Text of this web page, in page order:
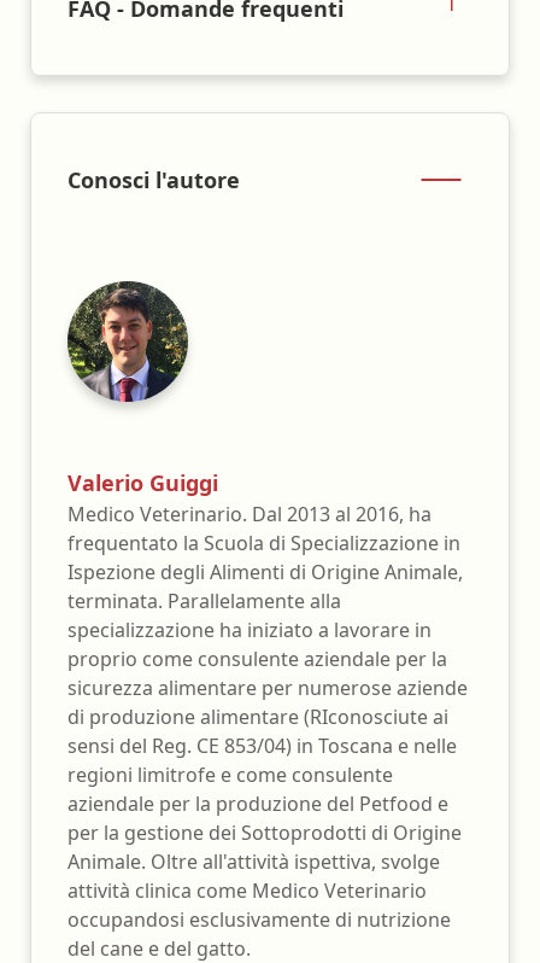
FAQ - Domande frequenti
Conosci l'autore
Valerio Guiggi
Medico Veterinario. Dal 2013 al 2016, ha
frequentato la Scuola di Specializzazione in
Ispezione degli Alimenti di Origine Animale,
terminata. Parallelamente alla
specializzazione ha iniziato a lavorare in
proprio come consulente aziendale per la
sicurezza alimentare per numerose aziende
di produzione alimentare (RIconosciute ai
sensi del Reg. CE 853/04) in Toscana e nelle
regioni limitrofe e come consulente
aziendale per la produzione del Petfood e
per la gestione dei Sottoprodotti di Origine
Animale. Oltre all'attività ispettiva, svolge
attività clinica come Medico Veterinario
occupandosi esclusivamente di nutrizione
del cane e del gatto.